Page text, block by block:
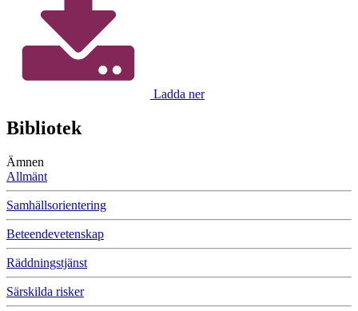
Ladda ner
Bibliotek
Ämnen
Allmänt
Samhällsorientering
Beteendevetenskap
Räddningstjänst
Särskilda risker